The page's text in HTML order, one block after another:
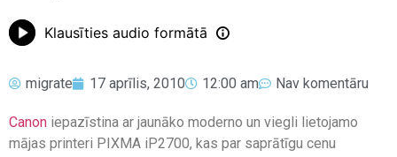
Klausīties audio formātā
migrate 17 aprīlis, 2010 12:00 am Nav komentāru
Canon iepazīstina ar jaunāko moderno un viegli lietojamo
mājas printeri PIXMA iP2700, kas par saprātīgu cenu